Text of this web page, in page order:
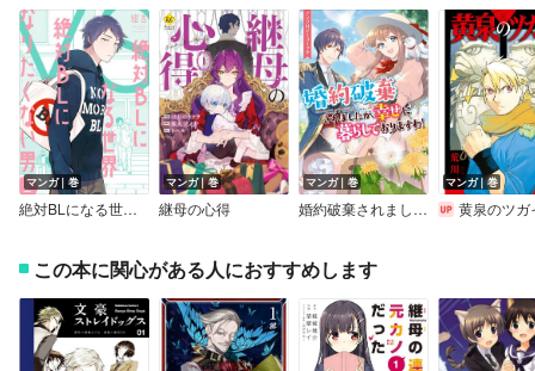
マンガ｜巻
絶対BLになる世界VS絶対BLになりたくない男【特典付】
マンガ｜巻
継母の心得
マンガ｜巻
婚約破棄されましたが、幸せに暮らしておりますわ！アンソロジーコミック
マンガ｜巻
黄泉のツガ
この本に関心がある人におすすめします